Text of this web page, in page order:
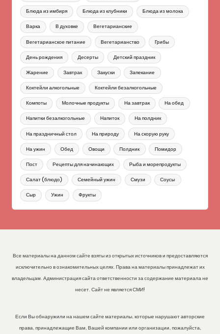
Блюда из имбиря Блюда из клубники Блюда из молока
Варка В духовке Вегетарианские
Вегетарианское питание Вегетарианство Грибы
День рождения Десерты Детский праздник
Жарение Завтрак Закуски Запекание
Коктейли алкогольные Коктейли безалкогольные
Компоты Молочные продукты На завтрак На обед
Напитки безалкогольные Напиток На полдник
На праздничный стол На природу На скорую руку
На ужин Обед Овощи Полдник Помидор
Пост Рецепты для начинающих Рыба и морепродукты
Салат (блюдо) Семейный ужин Смузи Соусы
Сыр Ужин Фрукты
Все материалы на данном сайте взяты из открытых источников и предоставляются
исключительно в ознакомительных целях. Права на материалы принадлежат их
владельцам. Администрация сайта ответственности за содержание материала не
несет. Сайт не является СМИ!
Если Вы обнаружили на нашем сайте материалы, которые нарушают авторские
права, принадлежащие Вам, Вашей компании или организации, пожалуйста,